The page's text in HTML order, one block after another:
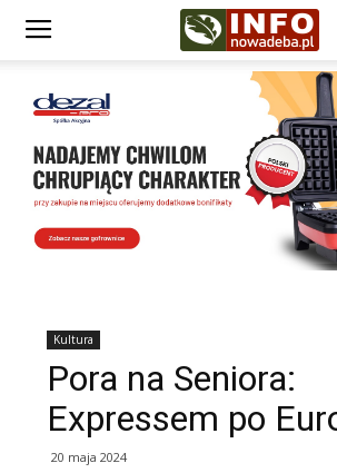
Kultura
Pora na Seniora:
Expressem po
20 maja 2024